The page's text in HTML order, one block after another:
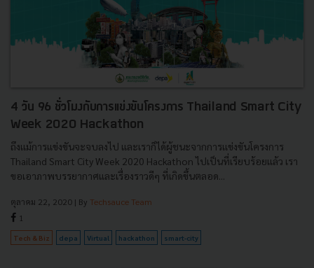
4 วัน 96 ชั่วโมงกับการเเข่งขันโครงการ Thailand Smart City
Week 2020 Hackathon
ถึงเเม้การเเข่งขันจะจบลงไป และเราก็ได้ผู้ชนะจากการเเข่งขันโครงการ
Thailand Smart City Week 2020 Hackathon ไปเป็นที่เรียบร้อยเเล้ว เรา
ขอเอาภาพบรรยากาศและเรื่องราวดีๆ ที่เกิดขึ้นตลอด...
ตุลาคม 22, 2020 | By Techsauce Team
1
Tech & Biz depa Virtual hackathon smart-city